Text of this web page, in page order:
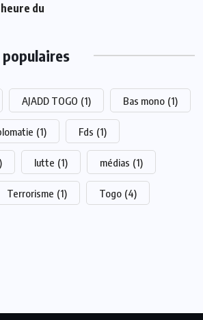
du
AJADD TOGO (1) Bas mono (1)
(1) Fds (1)
lutte (1) médias (1)
Terrorisme (1) Togo (4)